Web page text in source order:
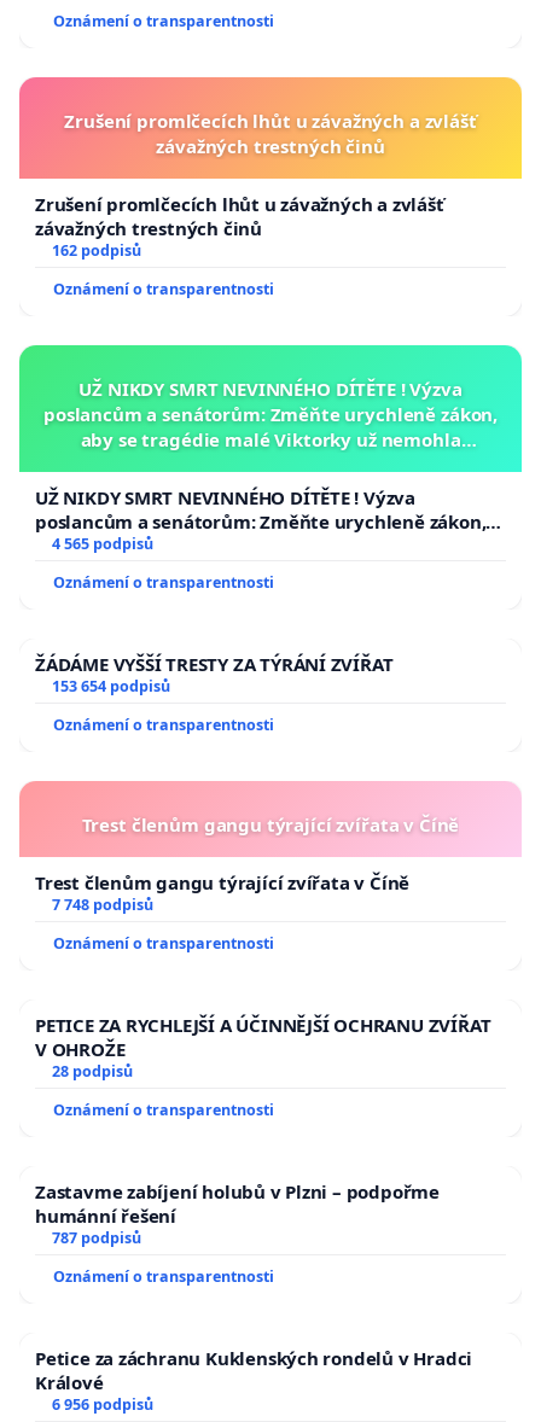
Oznámení o transparentnosti
Zrušení promlčecích lhůt u závažných a zvlášť
závažných trestných činů
Zrušení promlčecích lhůt u závažných a zvlášť
závažných trestných činů
162 podpisů
Oznámení o transparentnosti
UŽ NIKDY SMRT NEVINNÉHO DÍTĚTE ! Výzva
poslancům a senátorům: Změňte urychleně zákon,
aby se tragédie malé Viktorky už nemohla
UŽ NIKDY SMRT NEVINNÉHO DÍTĚTE ! Výzva
poslancům a senátorům: Změňte urychleně zákon,
aby se tragédie malé Viktorky už nemohla opakovat!
4 565 podpisů
Oznámení o transparentnosti
ŽÁDÁME VYŠŠÍ TRESTY ZA TÝRÁNÍ ZVÍŘAT
153 654 podpisů
Oznámení o transparentnosti
Trest členům gangu týrající zvířata v Číně
Trest členům gangu týrající zvířata v Číně
7 748 podpisů
Oznámení o transparentnosti
PETICE ZA RYCHLEJŠÍ A ÚČINNĚJŠÍ OCHRANU ZVÍŘAT
V OHROŽE
28 podpisů
Oznámení o transparentnosti
Zastavme zabíjení holubů v Plzni – podpořme
humánní řešení
787 podpisů
Oznámení o transparentnosti
Petice za záchranu Kuklenských rondelů v Hradci
Králové
6 956 podpisů